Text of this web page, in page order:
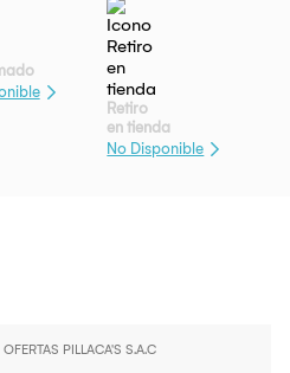
Retiro
en tienda
No Disponible
OFERTAS PILLACA'S S.A.C